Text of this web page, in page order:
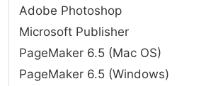
Adobe Photoshop
Microsoft Publisher
PageMaker 6.5 (Mac OS)
PageMaker 6.5 (Windows)